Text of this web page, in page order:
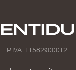
P.IVA: 11582900012